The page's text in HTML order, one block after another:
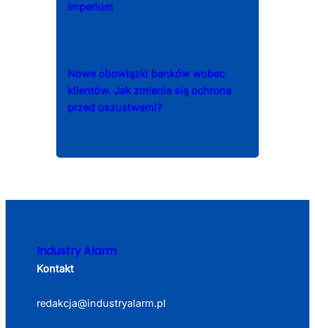
imperium
Nowe obowiązki banków wobec
klientów. Jak zmienia się ochrona
przed oszustwami?
Industry Alarm
Kontakt
redakcja@industryalarm.pl